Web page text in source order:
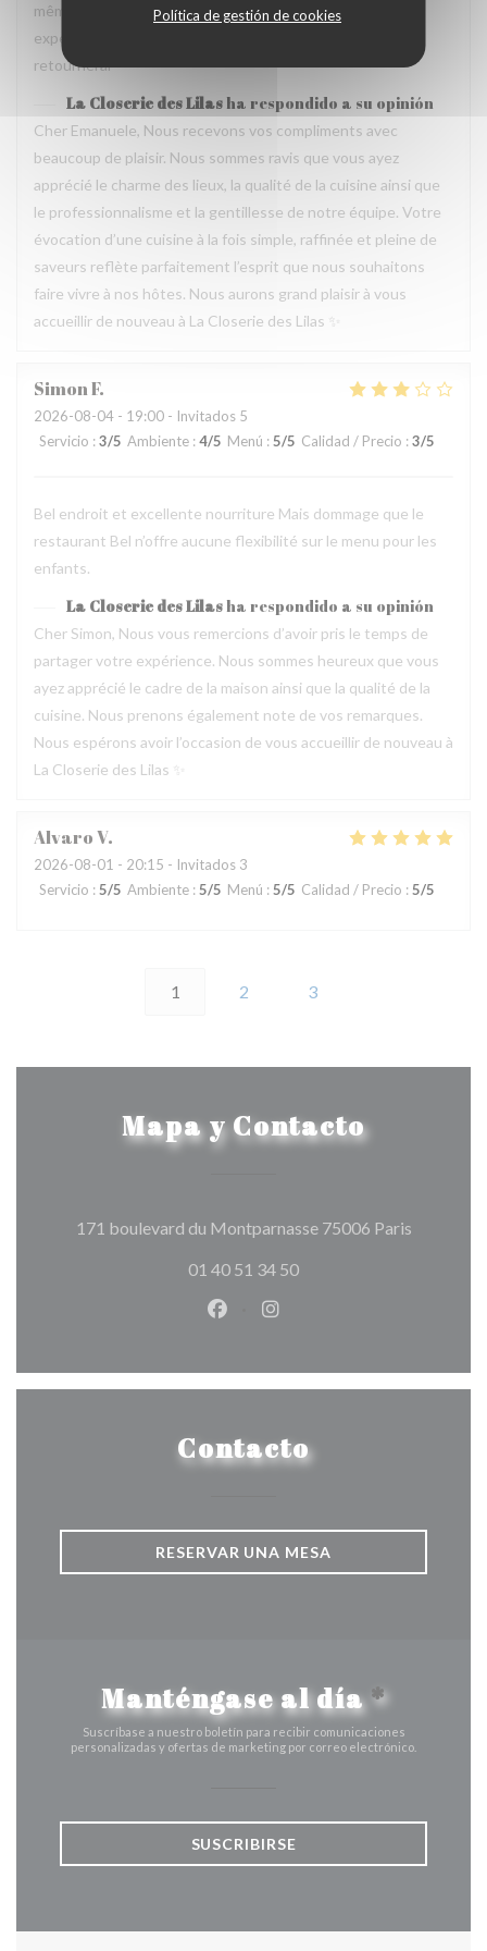
Política de gestión de cookies
même temps, avec goût. Location charmante, pour un
experience que merece de retourner plusieur fois. Je
retournerai
La Closerie des Lilas ha respondido a su opinión
Cher Emanuele, Nous recevons vos compliments avec
beaucoup de plaisir. Nous sommes ravis que vous ayez
apprécié le charme des lieux, la qualité de la cuisine ainsi que
le professionnalisme et la gentillesse de notre équipe. Votre
évocation d’une cuisine à la fois simple, raffinée et pleine de
saveurs reflète parfaitement l’esprit que nous souhaitons
faire vivre à nos hôtes. Nous aurons grand plaisir à vous
accueillir de nouveau à La Closerie des Lilas ✨
SimonF
2026-08-04 - 19:00 - Invitados 5
Servicio : 3/5 Ambiente : 4/5 Menú : 5/5 Calidad / Precio : 3/5
Bel endroit et excellente nourriture Mais dommage que le
restaurant Bel n’offre aucune flexibilité sur le menu pour les
enfants.
La Closerie des Lilasha respondido a su opinión
Cher Simon, Nous vous remercions d’avoir pris le temps de
partager votre expérience. Nous sommes heureux que vous
ayez apprécié le cadre de la maison ainsi que la qualité de la
cuisine. Nous prenons également note de vos remarques.
Nous espérons avoir l’occasion de vous accueillir de nouveau à
La Closerie des Lilas ✨
AlvaroV
2026-08-01 - 20:15 - Invitados 3
Servicio : 5/5 Ambiente : 5/5 Menú : 5/5 Calidad / Precio : 5/5
1 2 3
Mapa y Contacto
171 boulevard du Montparnasse 75006 Paris((abre en
01 40 51 34 50
Facebook ((abre en una nueva
Instagram ((abre en una
Contacto
RESERVAR UNA MESA
Manténgase al día*
Suscríbase a nuestro boletín para recibir comunicaciones
personalizadas y ofertas de marketing por correo electrónico.
SUSCRIBIRSE